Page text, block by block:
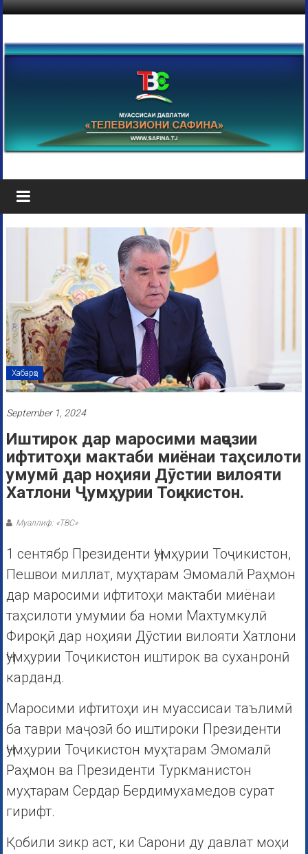
Хабарҳо
September 1, 2024
Иштирок дар маросими маҷозии
ифтитоҳи мактаби миёнаи таҳсилоти
умумӣ дар ноҳияи Дӯстии вилояти
Хатлони Ҷумҳурии Тоҷикистон.
Муаллиф: «ТВС»
1 сентябр Президенти Ҷумҳурии Тоҷикистон,
Пешвои миллат, муҳтарам Эмомалӣ Раҳмон
дар маросими ифтитоҳи мактаби миёнаи
таҳсилоти умумии ба номи Махтумкулӣ
Фироқӣ дар ноҳияи Дӯстии вилояти Хатлони
Ҷумҳурии Тоҷикистон иштирок ва суханронӣ
карданд.
Маросими ифтитоҳи ин муассисаи таълимӣ
ба таври маҷозӣ бо иштироки Президенти
Ҷумҳурии Тоҷикистон муҳтарам Эмомалӣ
Раҳмон ва Президенти Туркманистон
муҳтарам Сердар Бердимухамедов сурат
гирифт.
Қобили зикр аст, ки Сарони ду давлат моҳи